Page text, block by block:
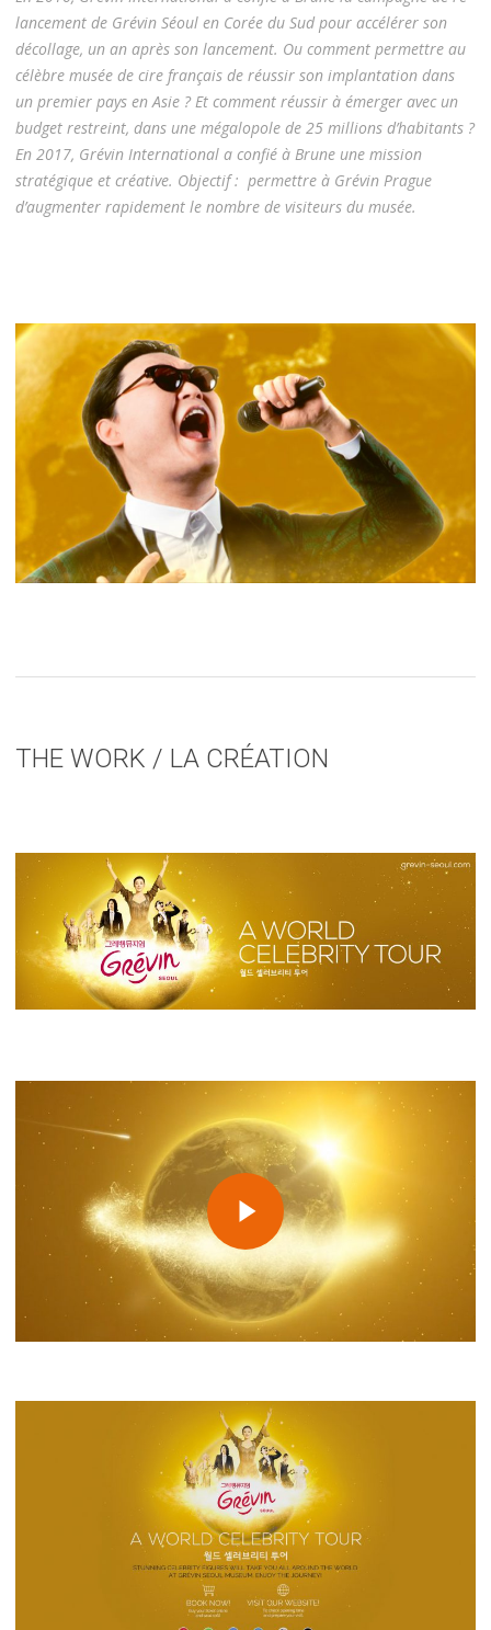
lancement de Grévin Séoul en Corée du Sud pour accélérer son
décollage, un an après son lancement. Ou comment permettre au
célèbre musée de cire français de réussir son implantation dans
un premier pays en Asie ? Et comment réussir à émerger avec un
budget restreint, dans une mégalopole de 25 millions d’habitants ?
En 2017, Grévin International a confié à Brune une mission
stratégique et créative. Objectif : permettre à Grévin Prague
d’augmenter rapidement le nombre de visiteurs du musée.
THE WORK / LA CRÉATION
Play Video
Play Video